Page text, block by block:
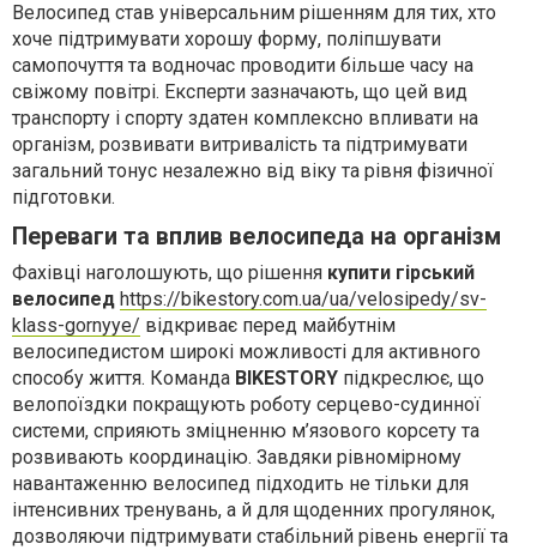
Велосипед став універсальним рішенням для тих, хто
хоче підтримувати хорошу форму, поліпшувати
самопочуття та водночас проводити більше часу на
свіжому повітрі. Експерти зазначають, що цей вид
транспорту і спорту здатен комплексно впливати на
організм, розвивати витривалість та підтримувати
загальний тонус незалежно від віку та рівня фізичної
підготовки.
Переваги та вплив велосипеда на організм
Фахівці наголошують, що рішення купити гірський
велосипед https://bikestory.com.ua/ua/velosipedy/sv-
klass-gornyye/ відкриває перед майбутнім
велосипедистом широкі можливості для активного
способу життя. Команда BIKESTORY підкреслює, що
велопоїздки покращують роботу серцево-судинної
системи, сприяють зміцненню м’язового корсету та
розвивають координацію. Завдяки рівномірному
навантаженню велосипед підходить не тільки для
інтенсивних тренувань, а й для щоденних прогулянок,
дозволяючи підтримувати стабільний рівень енергії та